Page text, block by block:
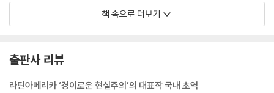
그 쓸모없는 무게에 짓눌려 신음할 누군가의 것이 될 것이다. 방송사의 비
위를 맞추며 음악을 모독하는 일을 계속하느니 톱과 괭이를 들겠다. --- p.
나는 여기에 생각하기 위해 있는 것이 아니다. 생각해서는 안 된다. 무엇보
다 느끼고 보아야 한다. 보다가 관찰하게 되면 기묘하게 빛이 나고 모든 것
책 속으로 더보기
출판사 리뷰
라틴아메리카 ‘경이로운 현실주의’의 대표작 국내 초역